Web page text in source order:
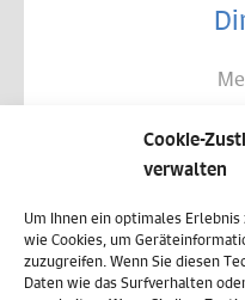
Cookie-
verwalten
Um Ihnen ein optimales
wie Cookies, um
zuzugreifen. Wenn Sie diesen
Daten wie das Surfverhalten
Allgemeine